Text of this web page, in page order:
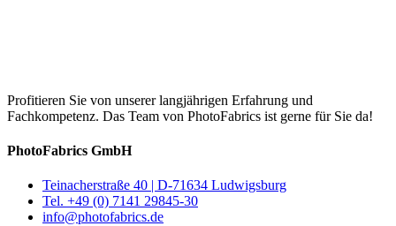
Profitieren Sie von unserer langjährigen Erfahrung und
Fachkompetenz. Das Team von PhotoFabrics ist gerne für Sie da!
PhotoFabrics GmbH
Teinacherstraße 40 | D-71634 Ludwigsburg
Tel. +49 (0) 7141 29845-30
info@photofabrics.de